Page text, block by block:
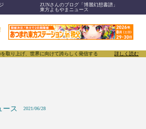
ZUNさんのブログ「博麗幻想書譜」
東方よもやまニュース
世界に向けて誇らしく発信することで、東方Projectのみなら
詳しく読む
ース 2021/06/28